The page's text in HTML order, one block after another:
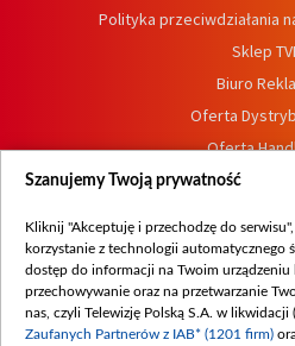
Polityka przeciwdziałania
Sklep
Biuro
Oferta
Oferta
Procedura zgłoszeń
Szanujemy Twoją prywatność
Kliknij "Akceptuję i przechodzę do
korzystanie z technologii automatycznego
dostęp do informacji na Twoim
przechowywanie oraz na przetwarzanie
nas, czyli Telewizję Polską S.A. w likwidacji
Zaufanych Partnerów z IAB* (1201 firm)